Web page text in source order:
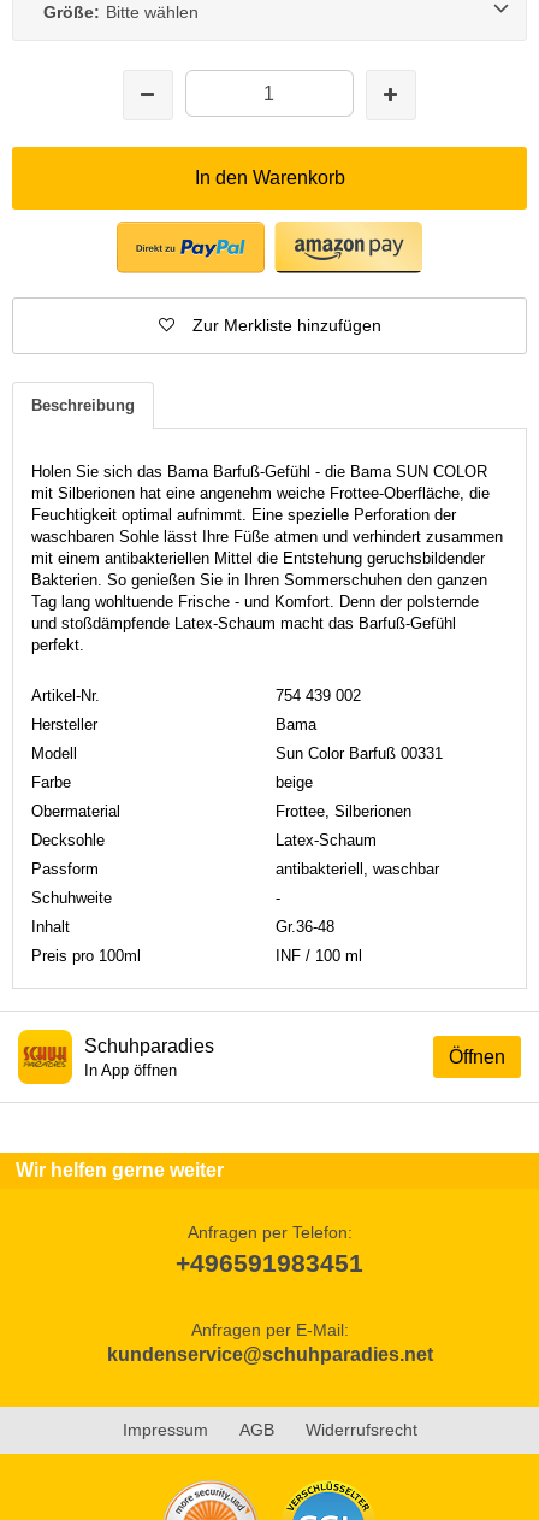
Größe: Bitte wählen
In den Warenkorb
Zur Merkliste hinzufügen
Beschreibung
Holen Sie sich das Bama Barfuß-Gefühl - die Bama SUN COLOR
mit Silberionen hat eine angenehm weiche Frottee-Oberfläche, die
Feuchtigkeit optimal aufnimmt. Eine spezielle Perforation der
waschbaren Sohle lässt Ihre Füße atmen und verhindert zusammen
mit einem antibakteriellen Mittel die Entstehung geruchsbildender
Bakterien. So genießen Sie in Ihren Sommerschuhen den ganzen
Tag lang wohltuende Frische - und Komfort. Denn der polsternde
und stoßdämpfende Latex-Schaum macht das Barfuß-Gefühl
perfekt.
Artikel-Nr.
754 439 002
Hersteller
Bama
Modell
Sun Color Barfuß 00331
Farbe
beige
Obermaterial
Frottee, Silberionen
Decksohle
Latex-Schaum
Passform
antibakteriell, waschbar
Schuhweite
-
Inhalt
Gr.36-48
Preis pro 100ml
INF / 100 ml
Öffnen
Schuhparadies
In App öffnen
Wir helfen gerne weiter
Anfragen per Telefon:
+496591983451
Anfragen per E-Mail:
kundenservice@schuhparadies.net
Impressum AGB Widerrufsrecht